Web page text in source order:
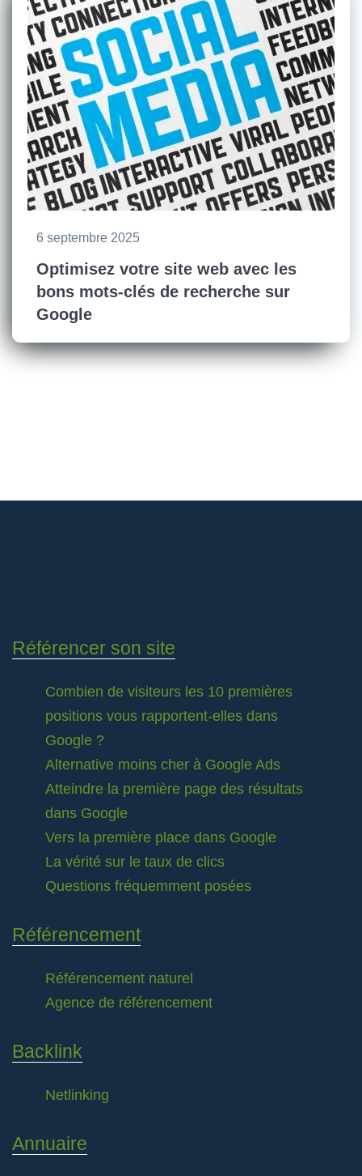
6 septembre 2025
Optimisez votre site web avec les
bons mots-clés de recherche sur
Google
Référencer son site
Combien de visiteurs les 10 premières
positions vous rapportent-elles dans
Google ?
Alternative moins cher à Google Ads
Atteindre la première page des résultats
dans Google
Vers la première place dans Google
La vérité sur le taux de clics
Questions fréquemment posées
Référencement
Référencement naturel
Agence de référencement
Backlink
Netlinking
Annuaire